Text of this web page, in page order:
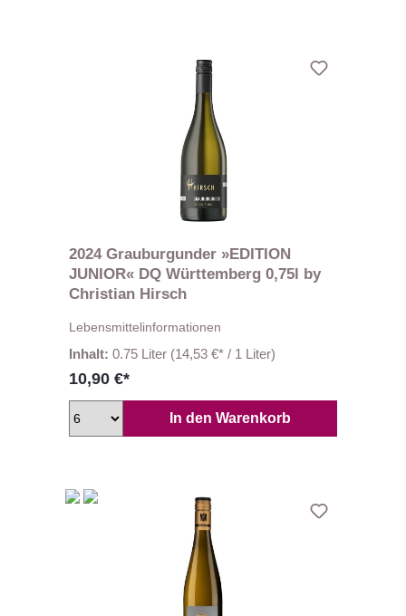
2024 Grauburgunder »EDITION
JUNIOR« DQ Württemberg 0,75l by
Christian Hirsch
Lebensmittelinformationen
Inhalt: 0.75 Liter (14,53 €* / 1 Liter)
10,90 €*
In den Warenkorb